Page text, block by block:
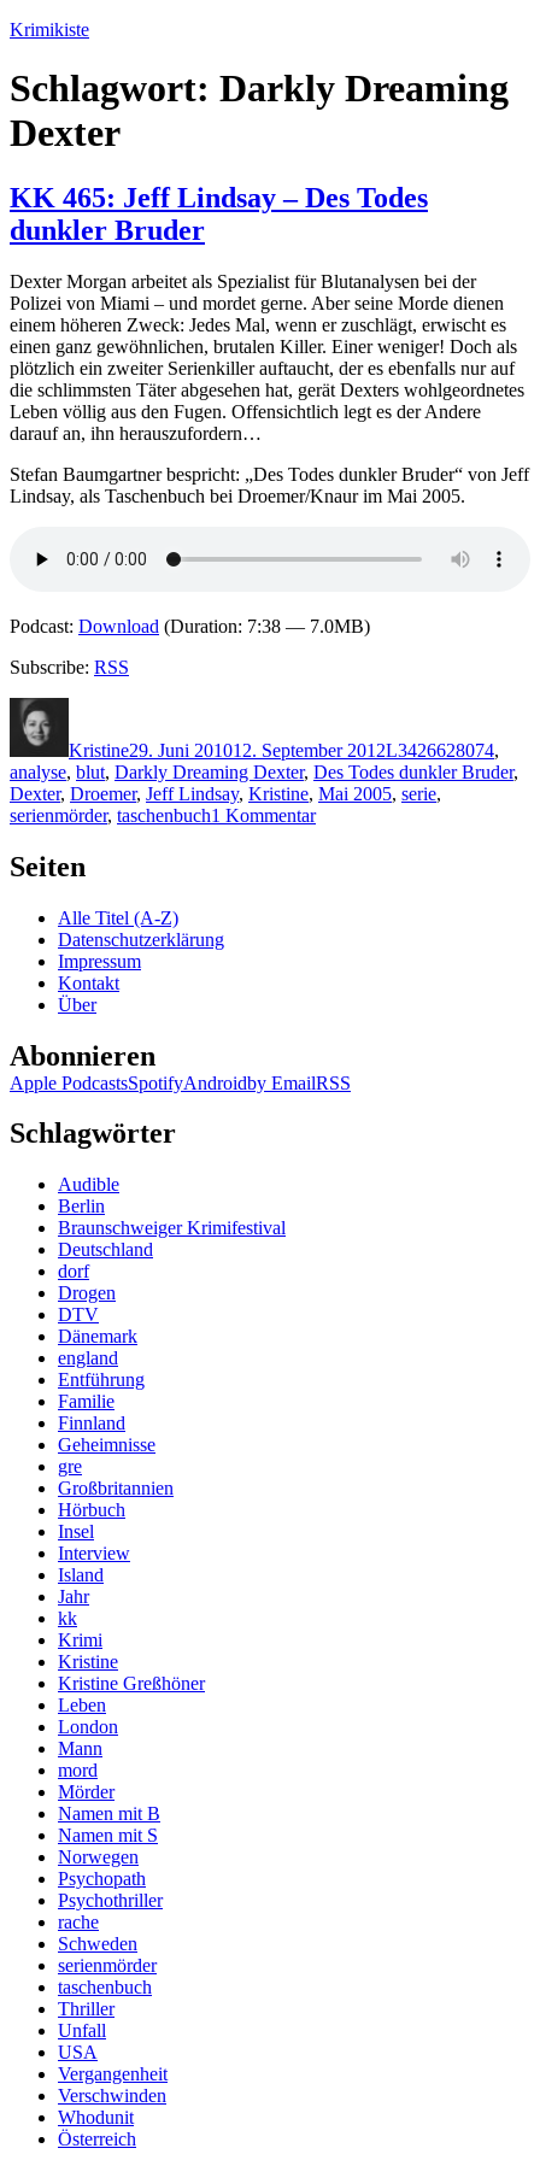
Zum
springen
Krimikiste
Schlagwort: Darkly Dreaming
Dexter
KK 465: Jeff Lindsay – Des Todes
dunkler Bruder
Dexter Morgan arbeitet als Spezialist für Blutanalysen bei der
Polizei von Miami – und mordet gerne. Aber seine Morde dienen
einem höheren Zweck: Jedes Mal, wenn er zuschlägt, erwischt es
einen ganz gewöhnlichen, brutalen Killer. Einer weniger! Doch als
plötzlich ein zweiter Serienkiller auftaucht, der es ebenfalls nur auf
die schlimmsten Täter abgesehen hat, gerät Dexters wohlgeordnetes
Leben völlig aus den Fugen. Offensichtlich legt es der Andere
darauf an, ihn herauszufordern…
Stefan Baumgartner bespricht: „Des Todes dunkler Bruder“ von Jeff
Lindsay, als Taschenbuch bei Droemer/Knaur im Mai 2005.
Podcast: Download (Duration: 7:38 — 7.0MB)
Subscribe: RSS
Kristine29. Juni 201012. September 2012L3426628074,
analyse, blut, Darkly Dreaming Dexter, Des Todes dunkler Bruder,
Dexter, Droemer, Jeff Lindsay, Kristine, Mai 2005, serie,
serienmörder, taschenbuch1 Kommentarzu
Seiten
Alle Titel (A-Z)
Datenschutzerklärung
Impressum
Kontakt
Über
Abonnieren
Apple PodcastsSpotifyAndroidby EmailRSS
Schlagwörter
Audible
Berlin
Braunschweiger Krimifestival
Deutschland
dorf
Drogen
DTV
Dänemark
england
Entführung
Familie
Finnland
Geheimnisse
gre
Großbritannien
Hörbuch
Insel
Interview
Island
Jahr
kk
Krimi
Kristine
Kristine Greßhöner
Leben
London
Mann
mord
Mörder
Namen mit B
Namen mit S
Norwegen
Psychopath
Psychothriller
rache
Schweden
serienmörder
taschenbuch
Thriller
Unfall
USA
Vergangenheit
Verschwinden
Whodunit
Österreich